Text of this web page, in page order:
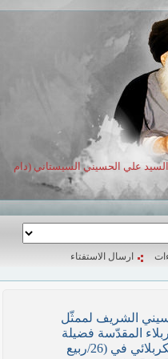
علي الحسيني السيستاني (دام
ارسال الاستفتاء
الشريف لممثّل
المقدّسة فضيلة
العلاّمة الشيخ عبد المهدي الكربلائي في (26/ربيع